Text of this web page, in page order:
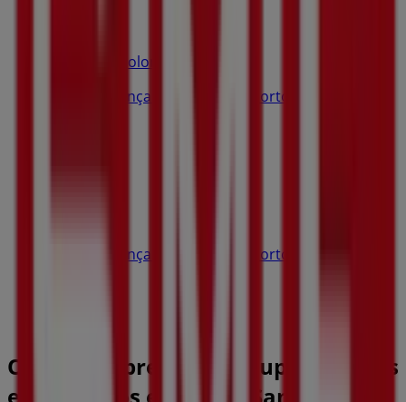
Farmácias Holon
Rua João Gonçalves Zarco, 50, Porto Santo
Rua João Gonçalves Zarco, 64, Porto Santo
Outras empresas de Roupa, Sapatos
e Acessórios em Porto Santo